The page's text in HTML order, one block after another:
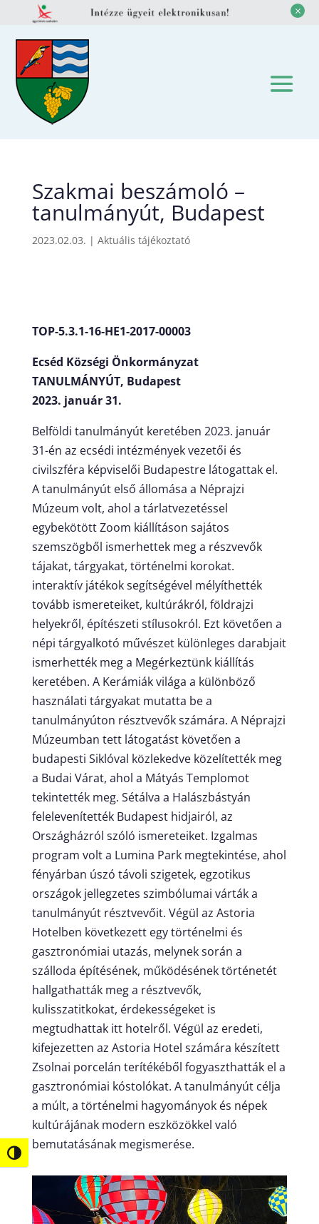
Nagy kontraszt váltása
M
Szakmai beszámoló –
tanulmányút, Budapest
2023.02.03. | Aktuális tájékoztató
TOP-5.3.1-16-HE1-2017-00003
Ecséd Községi Önkormányzat
TANULMÁNYÚT, Budapest
2023. január 31.
Belföldi tanulmányút keretében 2023. január
31-én az ecsédi intézmények vezetői és
civilszféra képviselői Budapestre látogattak el.
A tanulmányút első állomása a Néprajzi
Múzeum volt, ahol a tárlatvezetéssel
egybekötött Zoom kiállításon sajátos
szemszögből ismerhettek meg a részvevők
tájakat, tárgyakat, történelmi korokat.
interaktív játékok segítségével mélyíthették
tovább ismereteiket, kultúrákról, földrajzi
helyekről, építészeti stílusokról. Ezt követően a
népi tárgyalkotó művészet különleges darabjait
ismerhették meg a Megérkeztünk kiállítás
keretében. A Kerámiák világa a különböző
használati tárgyakat mutatta be a
tanulmányúton résztvevők számára. A Néprajzi
Múzeumban tett látogatást követően a
budapesti Siklóval közlekedve közelítették meg
a Budai Várat, ahol a Mátyás Templomot
tekintették meg. Sétálva a Halászbástyán
felelevenítették Budapest hidjairól, az
Országházról szóló ismereteiket. Izgalmas
program volt a Lumina Park megtekintése, ahol
fényárban úszó távoli szigetek, egzotikus
országok jellegzetes szimbólumai várták a
tanulmányút résztvevőit. Végül az Astoria
Hotelben következett egy történelmi és
gasztronómiai utazás, melynek során a
szálloda építésének, működésének történetét
hallgathatták meg a résztvevők,
kulisszatitkokat, érdekességeket is
megtudhattak itt hotelről. Végül az eredeti,
kifejezetten az Astoria Hotel számára készített
Zsolnai porcelán terítékéből fogyaszthatták el a
gasztronómiai kóstolókat. A tanulmányút célja
a múlt, a történelmi hagyományok és népek
kultúrájának modern eszközökkel való
bemutatásának megismerése.